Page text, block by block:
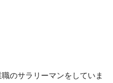
のサラリーマンをしていま